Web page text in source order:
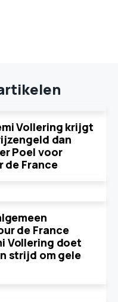
Vollering krijgt
dan
Poel voor
de France
de France
Vollering doet
strijd om gele